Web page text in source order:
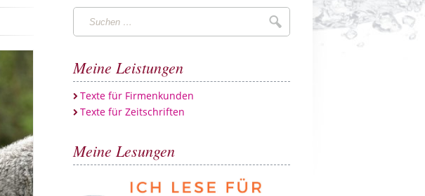
Suchen
…
Suchen
Meine Leistungen
Texte für Firmenkunden
Texte für Zeitschriften
Meine Lesungen